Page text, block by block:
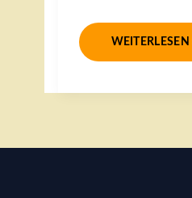
WEITERLESEN